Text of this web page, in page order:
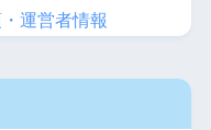
運営者情報